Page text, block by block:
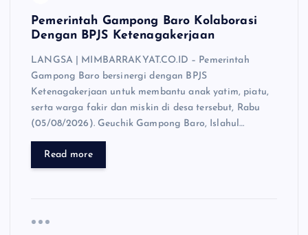
Pemerintah Gampong Baro Kolaborasi
Dengan BPJS Ketenagakerjaan
LANGSA | MIMBARRAKYAT.CO.ID – Pemerintah
Gampong Baro bersinergi dengan BPJS
Ketenagakerjaan untuk membantu anak yatim, piatu,
serta warga fakir dan miskin di desa tersebut, Rabu
(05/08/2026). Geuchik Gampong Baro, Islahul…
Read more